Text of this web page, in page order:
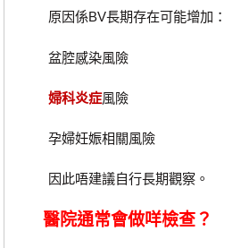
原因係BV長期存在可能增加：
盆腔感染風險
婦科炎症風險
孕婦妊娠相關風險
因此唔建議自行長期觀察。
醫院通常會做咩檢查？